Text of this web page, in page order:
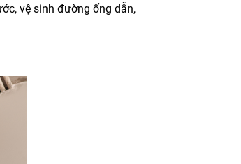
vệ sinh đường ống dẫn,